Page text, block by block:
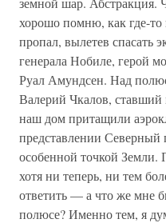
хорошо помню, как где-
пропал, вылетев спасать
генерала Нобиле, герой
Руал Амундсен. Над
Валерий Чкалов,
наш дом притащили
представлении
особенной точкой
хотя ни теперь, ни тем
ответить — а что же мне
полюсе? Именно тем, я